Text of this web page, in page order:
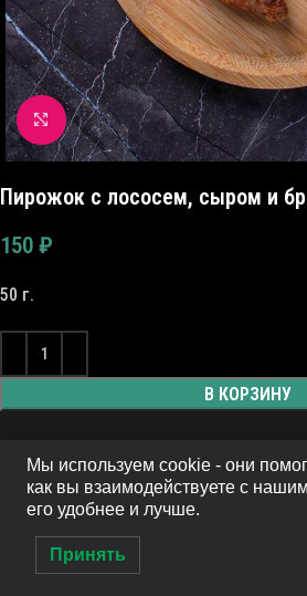
Click to enlarge
Пирожок с лососем, сыром и
150 ₽
50 г.
В КОРЗИНУ
Мы используем cookie - они
как вы взаимодействуете с
его удобнее и лучше.
Принять